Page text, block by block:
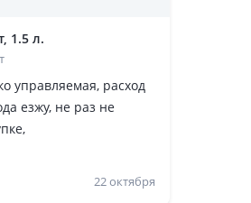
1.5 л.
управляемая, расход
езжу, не раз не
22 октября